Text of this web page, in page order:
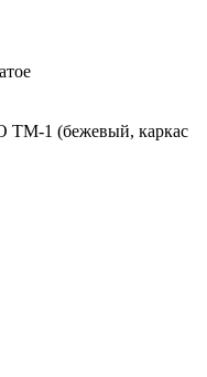
ТМ-1 (бежевый, каркас